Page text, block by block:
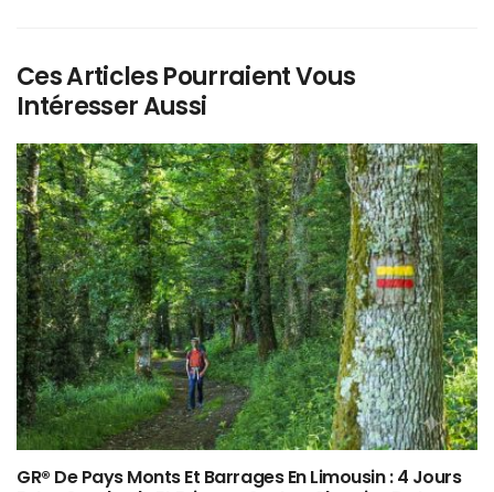
Ces Articles Pourraient Vous
Intéresser Aussi
GR® De Pays Monts Et Barrages En Limousin : 4 Jours